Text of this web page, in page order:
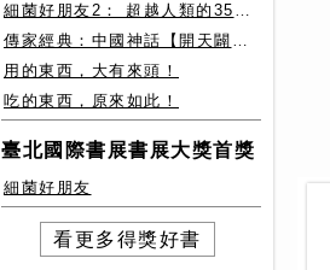
細菌好朋友2： 超越人類的35種細菌生存絕技
傳家經典：中國神話【開天闢地篇】盤古、女媧還有奇珍異獸
用的東西，大有來頭！
吃的東西，原來如此！
臺北國際書展書展大獎首獎
細菌好朋友
看更多得獎好書